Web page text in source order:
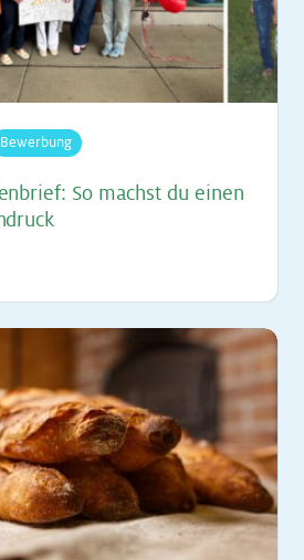
Bewerbung
So machst du ei­nen